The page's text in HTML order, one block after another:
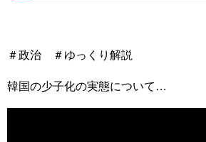
＃政治 ＃ゆっくり解説
韓国の少子化の実態について…